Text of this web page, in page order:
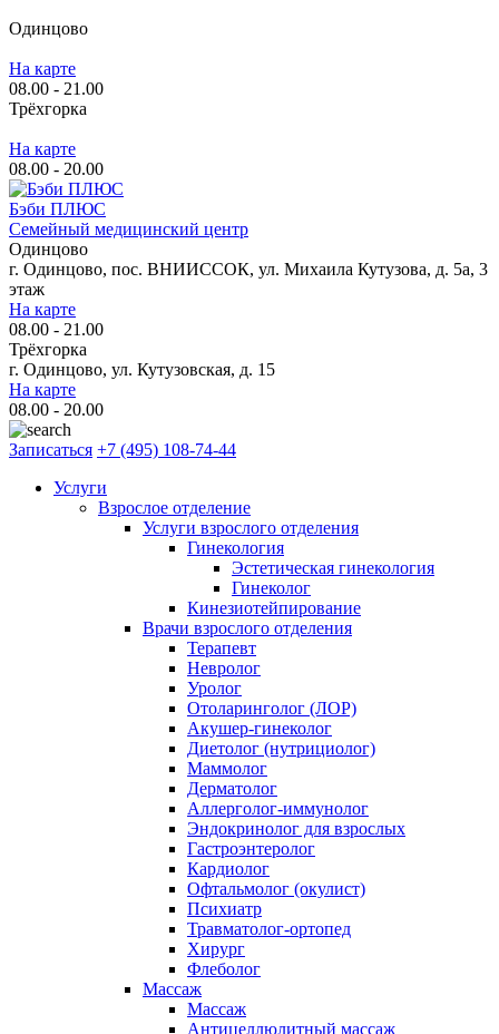
Одинцово
На карте
08.00 - 21.00
Трёхгорка
На карте
08.00 - 20.00
Бэби ПЛЮС
Семейный медицинский центр
Одинцово
г. Одинцово, пос. ВНИИССОК, ул. Михаила Кутузова, д. 5а, 3
этаж
На карте
08.00 - 21.00
Трёхгорка
г. Одинцово, ул. Кутузовская, д. 15
На карте
08.00 - 20.00
Записаться +7 (495) 108-74-44
Услуги
Взрослое отделение
Услуги взрослого отделения
Гинекология
Эстетическая гинекология
Гинеколог
Кинезиотейпирование
Врачи взрослого отделения
Терапевт
Невролог
Уролог
Отоларинголог (ЛОР)
Акушер-гинеколог
Диетолог (нутрициолог)
Маммолог
Дерматолог
Аллерголог-иммунолог
Эндокринолог для взрослых
Гастроэнтеролог
Кардиолог
Офтальмолог (окулист)
Психиатр
Травматолог-ортопед
Хирург
Флеболог
Массаж
Массаж
Антицеллюлитный массаж